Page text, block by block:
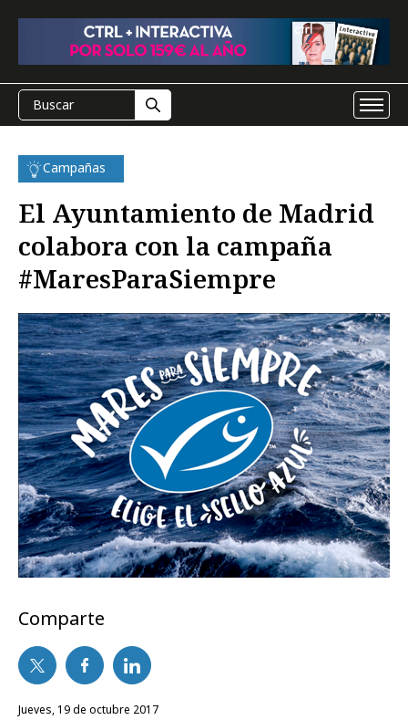
Campañas
El Ayuntamiento de Madrid
colabora con la campaña
#MaresParaSiempre
Comparte
jueves, 19 de octubre 2017